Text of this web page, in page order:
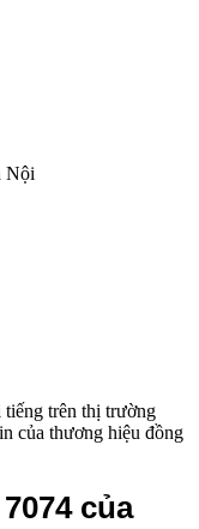
Nội
trên thị trường
của thương hiệu đồng
của